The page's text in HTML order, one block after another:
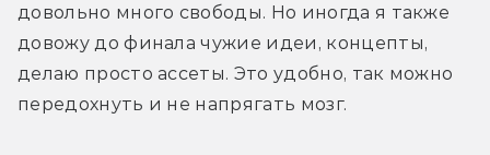
довольно много свободы. Но иногда я также
довожу до финала чужие идеи, концепты,
делаю просто ассеты. Это удобно, так можно
передохнуть и не напрягать мозг.